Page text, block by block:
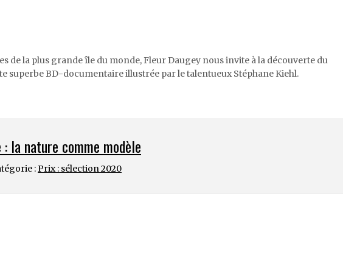
de la plus grande île du monde, Fleur Daugey nous invite à la découverte du
superbe BD-documentaire illustrée par le talentueux Stéphane Kiehl.
la nature comme modèle
:Prix : sélection 2020